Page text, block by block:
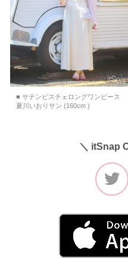
■ サテンビスチェロングワンピース
夏川いおりサン (160cm )
＼ itSnap